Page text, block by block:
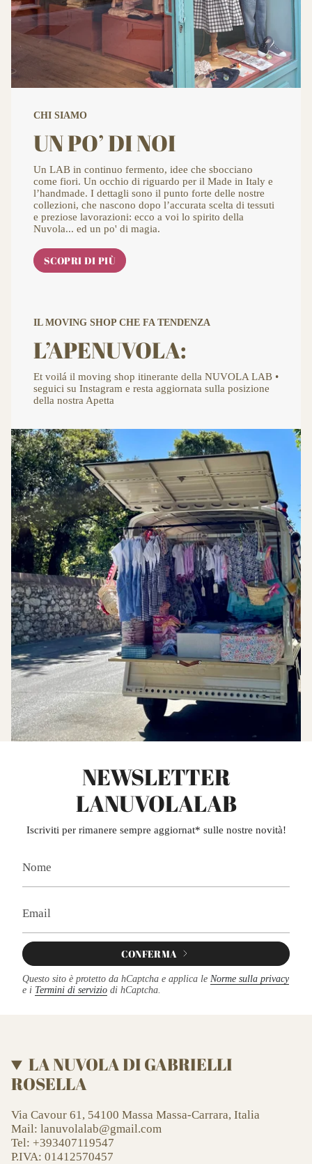
CHI SIAMO
UN PO’ DI NOI
Un LAB in continuo fermento, idee che sbocciano
come fiori. Un occhio di riguardo per il Made in Italy e
l’handmade. I dettagli sono il punto forte delle nostre
collezioni, che nascono dopo l’accurata scelta di tessuti
e preziose lavorazioni: ecco a voi lo spirito della
Nuvola... ed un po' di magia.
SCOPRI DI PIÙ
IL MOVING SHOP CHE FA TENDENZA
L’APENUVOLA:
Et voilá il moving shop itinerante della NUVOLA LAB •
seguici su Instagram e resta aggiornata sulla posizione
della nostra Apetta
NEWSLETTER
LANUVOLALAB
Iscriviti per rimanere sempre aggiornat* sulle nostre novità!
CONFERMA
Questo sito è protetto da hCaptcha e applica le Norme sulla privacy
e i Termini di servizio di hCaptcha.
LA NUVOLA DI GABRIELLI
ROSELLA
Via Cavour 61, 54100 Massa Massa-Carrara, Italia
Mail: lanuvolalab@gmail.com
Tel: +393407119547
P.IVA: 01412570457